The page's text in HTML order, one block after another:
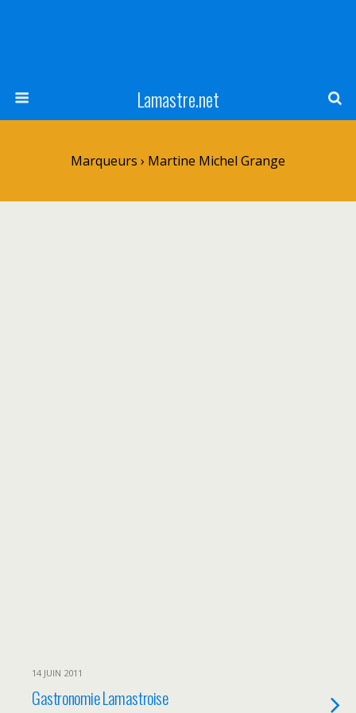
Lamastre.net
Marqueurs › Martine Michel Grange
14 JUIN 2011
Gastronomie Lamastroise